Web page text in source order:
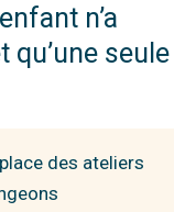
n’a
qu’une seule
des ateliers